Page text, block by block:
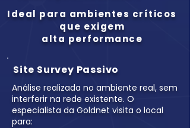
Ideal para ambientes críticos
que exigem
alta performance
Site Survey Passivo
Análise realizada no ambiente real, sem
interferir na rede existente. O
especialista da Goldnet visita o local
para: